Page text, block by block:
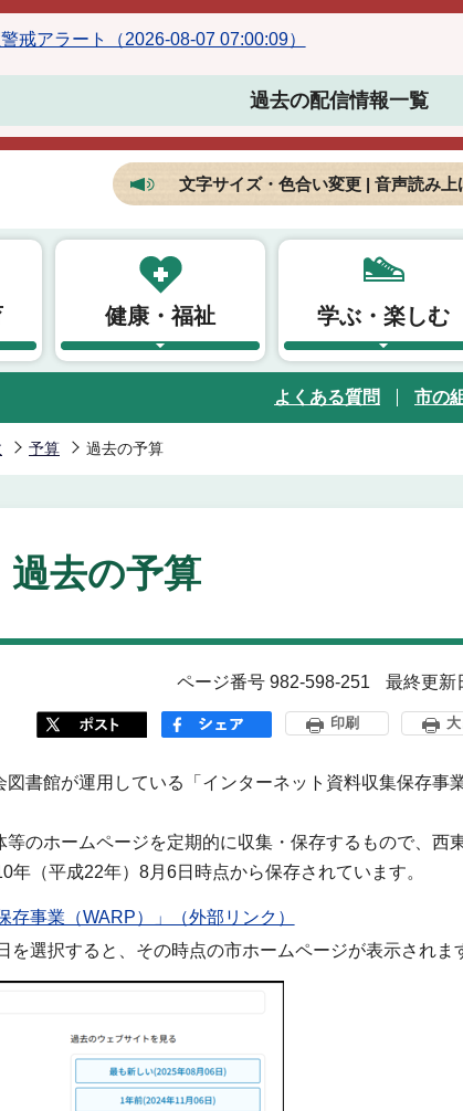
戒アラート（2026-08-07 07:00:09）
過去の配信情報一覧
文字サイズ・色合い変更 | 音声読み上
健康・福祉 学ぶ・楽しむ
よくある質問 市の
予算 過去の予算
過去の予算
ページ番号 982-598-251 最終更新
印刷
書館が運用している「インターネット資料収集保存事
のホームページを定期的に収集・保存するもので、西
（平成22年）8月6日時点から保存されています。
事業（WARP）」（外部リンク）
選択すると、その時点の市ホームページが表示されま